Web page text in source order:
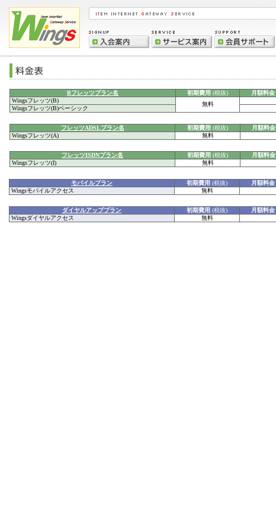
Bフレッツプラン名 初期費用 (税抜) 月額料金
Wingsフレッツ(B)
無料
Wingsフレッツ(B)ベーシック
フレッツADSLプラン名 初期費用 (税抜) 月額料金
Wingsフレッツ(A)
無料
フレッツISDNプラン名 初期費用 (税抜) 月額料金
Wingsフレッツ(I)
無料
モバイルプラン 初期費用 (税抜) 月額料金
Wingsモバイルアクセス
無料
ダイヤルアッププラン 初期費用 (税抜) 月額料金
Wingsダイヤルアクセス
無料